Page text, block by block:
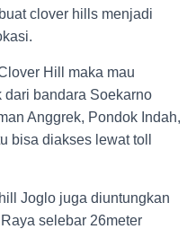
clover hills menjadi
Hill maka mau
dari bandara Soekarno
Anggrek, Pondok Indah,
bisa diakses lewat toll
Joglo juga diuntungkan
selebar 26meter